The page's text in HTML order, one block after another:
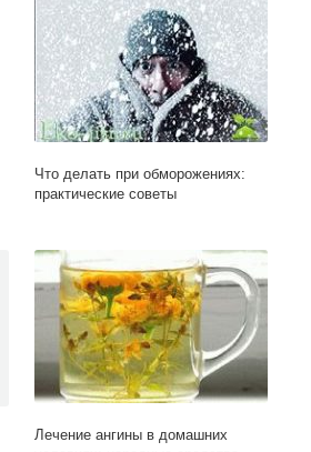
Что делать при обморожениях:
практические советы
Лечение ангины в домашних